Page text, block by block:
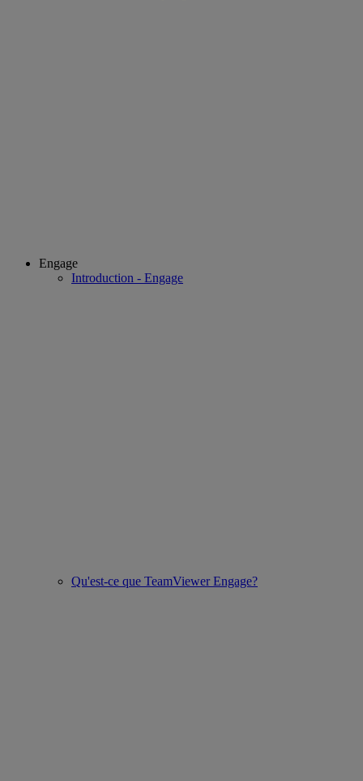
Engage
Introduction - Engage
Qu'est-ce que TeamViewer Engage?